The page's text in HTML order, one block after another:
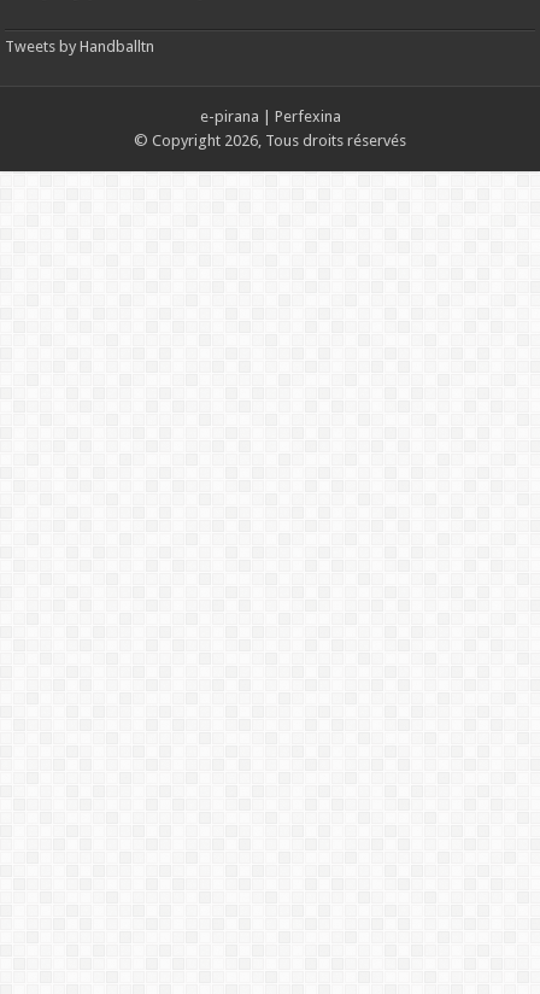
Tweets by Handballtn
e-pirana | Perfexina
© Copyright 2026, Tous droits réservés